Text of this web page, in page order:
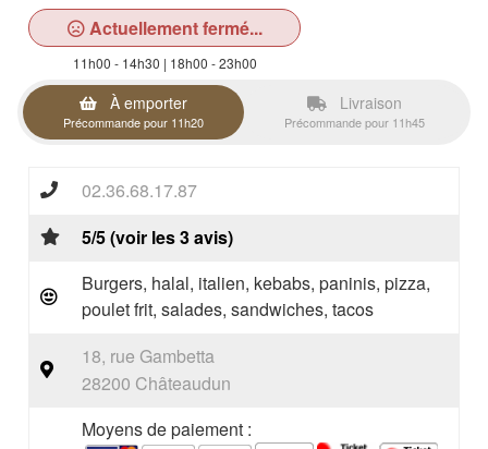
Actuellement fermé...
11h00 - 14h30 | 18h00 - 23h00
À emporter
Précommande pour 11h20
Livraison
Précommande pour 11h45
02.36.68.17.87
5/5 (voir les 3 avis)
Burgers, halal, italien, kebabs, paninis, pizza,
poulet frit, salades, sandwiches, tacos
18, rue Gambetta
28200 Châteaudun
Moyens de paiement :